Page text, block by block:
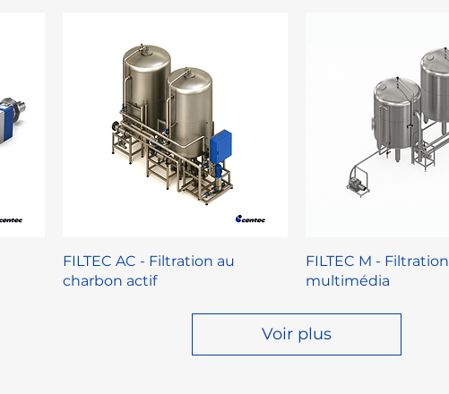
FILTEC AC - Filtration au
charbon actif
FILTEC M - Filtration
multimédia
Voir plus